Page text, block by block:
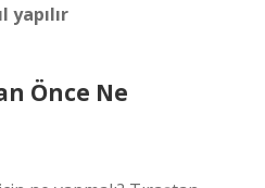
yapılır
Önce Ne